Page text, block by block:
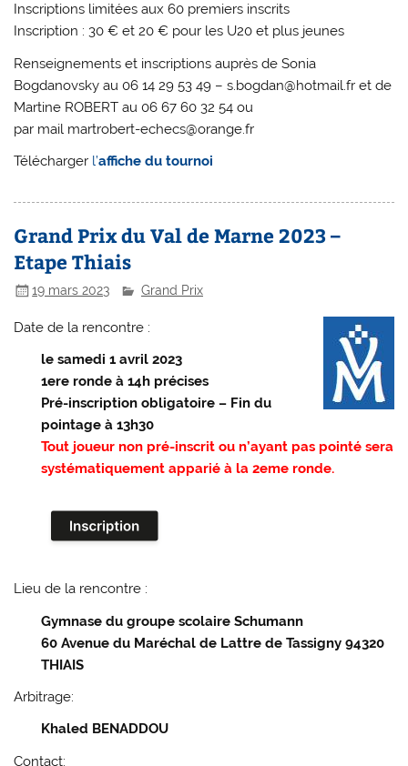
Inscriptions limitées aux 60 premiers inscrits
Inscription : 30 € et 20 € pour les U20 et plus jeunes
Renseignements et inscriptions auprès de Sonia
Bogdanovsky au 06 14 29 53 49 – s.bogdan@hotmail.fr et de
Martine ROBERT au 06 67 60 32 54 ou
par mail martrobert-echecs@orange.fr
Télécharger l’affiche du tournoi
Grand Prix du Val de Marne 2023 –
Etape Thiais
19 mars 2023 Grand Prix
Date de la rencontre :
le samedi 1 avril 2023
1ere ronde à 14h précises
Pré-inscription obligatoire – Fin du
pointage à 13h30
Tout joueur non pré-inscrit ou n’ayant pas pointé sera
systématiquement apparié à la 2eme ronde.
Lieu de la rencontre :
Gymnase du groupe scolaire Schumann
60 Avenue du Maréchal de Lattre de Tassigny 94320
THIAIS
Arbitrage:
Khaled BENADDOU
Contact: